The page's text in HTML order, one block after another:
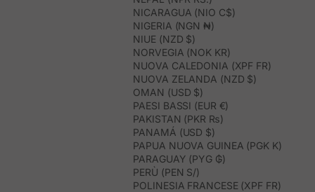
NICARAGUA (NIO C$)
NIGERIA (NGN ₦)
NIUE (NZD $)
NORVEGIA (NOK KR)
NUOVA CALEDONIA (XPF FR)
NUOVA ZELANDA (NZD $)
OMAN (USD $)
PAESI BASSI (EUR €)
PAKISTAN (PKR ₨)
PANAMÁ (USD $)
PAPUA NUOVA GUINEA (PGK K)
PARAGUAY (PYG ₲)
PERÙ (PEN S/)
POLINESIA FRANCESE (XPF FR)